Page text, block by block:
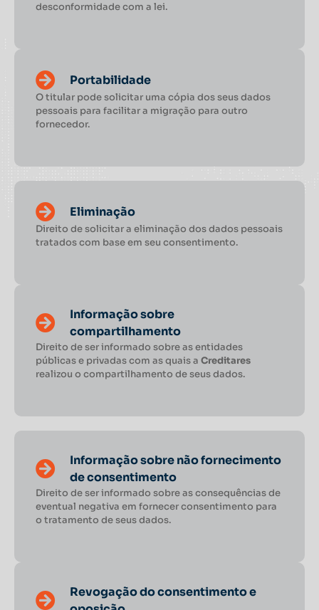
desconformidade com a lei.
Portabilidade
O titular pode solicitar uma cópia dos seus dados
pessoais para facilitar a migração para outro
fornecedor.
Eliminação
Direito de solicitar a eliminação dos dados pessoais
tratados com base em seu consentimento.
Informação sobre
compartilhamento
Direito de ser informado sobre as entidades
públicas e privadas com as quais a Creditares
realizou o compartilhamento de seus dados.
Informação sobre não fornecimento
de consentimento
Direito de ser informado sobre as consequências de
eventual negativa em fornecer consentimento para
o tratamento de seus dados.
Revogação do consentimento e